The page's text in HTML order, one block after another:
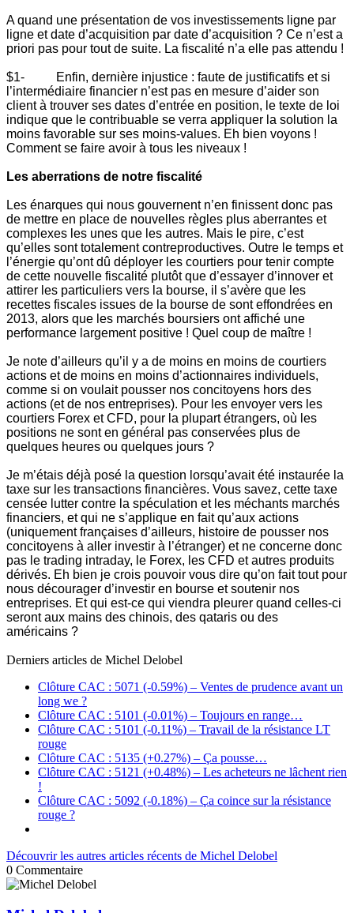
A quand une présentation de vos investissements ligne par
ligne et date d’acquisition par date d’acquisition ? Ce n’est a
priori pas pour tout de suite. La fiscalité n’a elle pas attendu !
$1- Enfin, dernière injustice : faute de justificatifs et si
l’intermédiaire financier n’est pas en mesure d’aider son
client à trouver ses dates d’entrée en position, le texte de loi
indique que le contribuable se verra appliquer la solution la
moins favorable sur ses moins-values. Eh bien voyons !
Comment se faire avoir à tous les niveaux !
Les aberrations de notre fiscalité
Les énarques qui nous gouvernent n’en finissent donc pas
de mettre en place de nouvelles règles plus aberrantes et
complexes les unes que les autres. Mais le pire, c’est
qu’elles sont totalement contreproductives. Outre le temps et
l’énergie qu’ont dû déployer les courtiers pour tenir compte
de cette nouvelle fiscalité plutôt que d’essayer d’innover et
attirer les particuliers vers la bourse, il s’avère que les
recettes fiscales issues de la bourse de sont effondrées en
2013, alors que les marchés boursiers ont affiché une
performance largement positive ! Quel coup de maître !
Je note d’ailleurs qu’il y a de moins en moins de courtiers
actions et de moins en moins d’actionnaires individuels,
comme si on voulait pousser nos concitoyens hors des
actions (et de nos entreprises). Pour les envoyer vers les
courtiers Forex et CFD, pour la plupart étrangers, où les
positions ne sont en général pas conservées plus de
quelques heures ou quelques jours ?
Je m’étais déjà posé la question lorsqu’avait été instaurée la
taxe sur les transactions financières. Vous savez, cette taxe
censée lutter contre la spéculation et les méchants marchés
financiers, et qui ne s’applique en fait qu’aux actions
(uniquement françaises d’ailleurs, histoire de pousser nos
concitoyens à aller investir à l’étranger) et ne concerne donc
pas le trading intraday, le Forex, les CFD et autres produits
dérivés. Eh bien je crois pouvoir vous dire qu’on fait tout pour
nous décourager d’investir en bourse et soutenir nos
entreprises. Et qui est-ce qui viendra pleurer quand celles-ci
seront aux mains des chinois, des qataris ou des
américains ?
Derniers articles de Michel Delobel
Clôture CAC : 5071 (-0.59%) – Ventes de prudence avant un
long we ?
Clôture CAC : 5101 (-0.01%) – Toujours en range…
Clôture CAC : 5101 (-0.11%) – Travail de la résistance LT
rouge
Clôture CAC : 5135 (+0.27%) – Ça pousse…
Clôture CAC : 5121 (+0.48%) – Les acheteurs ne lâchent rien
!
Clôture CAC : 5092 (-0.18%) – Ça coince sur la résistance
rouge ?
Découvrir les autres articles récents de Michel Delobel
0 Commentaire